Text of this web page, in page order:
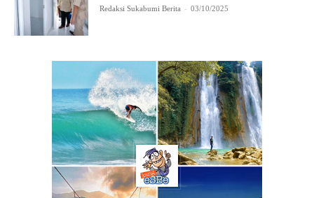
Redaksi Sukabumi Berita - 03/10/2025